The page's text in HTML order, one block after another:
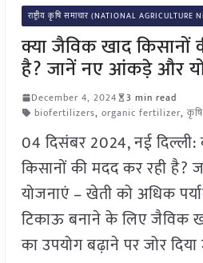
राष्ट्रीय कृषि समाचार (NATIONAL AGRICULTURE
क्या जैविक खाद किसानों
है? जानें नए आंकड़े और
December 4, 2024
3 min read
biofertilizers, organic fertilizer,
04 दिसंबर 2024, नई
किसानों की मदद कर रही
योजनाएं – खेती को अधिक
टिकाऊ बनाने के लिए जैविक
का उपयोग बढ़ाने पर जोर दिया